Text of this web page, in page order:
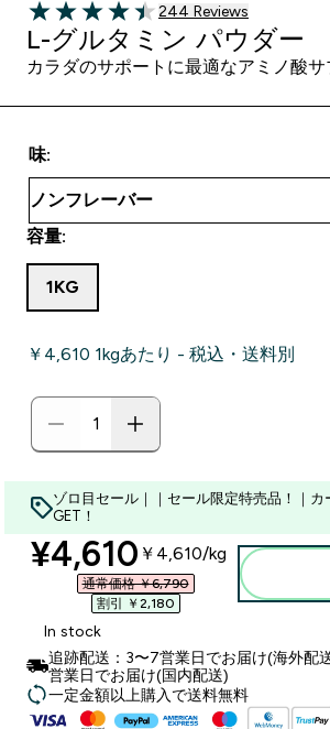
4.47 out of 5 stars
244 ＋件の口コミ
244 Reviews
L-グルタミン パウダー
カラダのサポートに最適なアミノ酸サ
味:
容量:
1KG
￥4,610‎ 1kgあたり - 税込・送料別
ゾロ目セール｜｜セール限定特売品！｜カ
GET！
discounted price
¥4,610‎ ￥4,610‎/kg
通常価格 ￥6,790‎
割引 ￥2,180‎
In stock
追跡配送：3〜7営業日でお届け(海外配
営業日でお届け(国内配送)
一定金額以上購入で送料無料